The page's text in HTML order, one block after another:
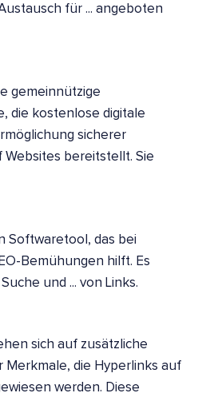
für ... angeboten
gemeinnützige
die kostenlose digitale
sicherer
Websites bereitstellt. Sie
Softwaretool, das bei
Bemühungen hilft. Es
und ... von Links.
sich auf zusätzliche
Merkmale, die Hyperlinks auf
werden. Diese